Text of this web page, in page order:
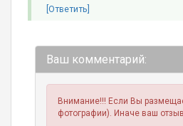
[Ответить]
Ваш комментарий:
Внимание!!! Если Вы
фотографии). Иначе ваш